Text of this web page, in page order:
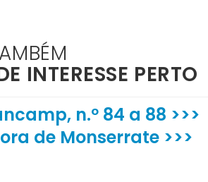
INTERESSE PERTO
n.º 84 a 88 >>>
de Monserrate >>>